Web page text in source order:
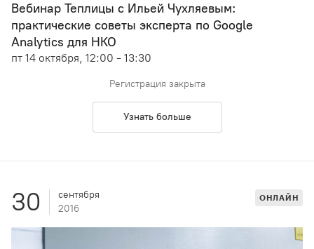
Вебинар Теплицы с Ильей Чухляевым:
практические советы эксперта по Google
Analytics для НКО
пт 14 октября, 12:00 - 13:30
Регистрация закрыта
Узнать больше
30
сентября
2016
ОНЛАЙН